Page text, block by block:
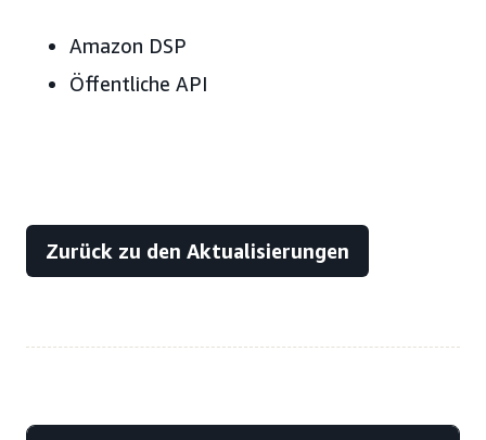
Amazon DSP
Öffentliche API
Zurück zu den Aktualisierungen